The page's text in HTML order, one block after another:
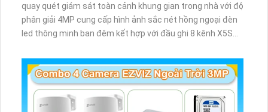
quay quét giám sát toàn cảnh khung gian trong nhà với độ
phân giải 4MP cung cấp hình ảnh sắc nét hồng ngoại đèn
led thông minh ban đêm kết hợp với đầu ghi 8 kênh X5S